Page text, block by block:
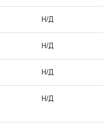
Н/Д
Н/Д
Н/Д
Н/Д